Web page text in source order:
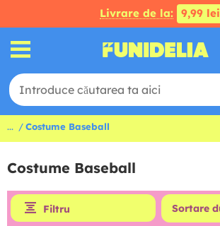
Livrare de la: 9,99 lei
... Costume Baseball
Costume Baseball
Filtru